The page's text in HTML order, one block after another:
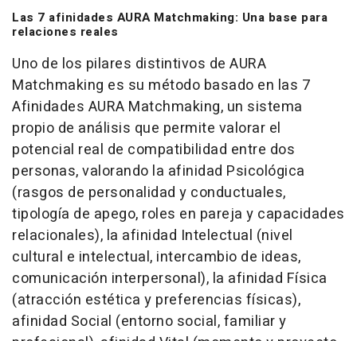
Las 7 afinidades AURA Matchmaking: Una base para
relaciones reales
Uno de los pilares distintivos de AURA
Matchmaking es su método basado en las 7
Afinidades AURA Matchmaking, un sistema
propio de análisis que permite valorar el
potencial real de compatibilidad entre dos
personas, valorando la afinidad Psicológica
(rasgos de personalidad y conductuales,
tipología de apego, roles en pareja y capacidades
relacionales), la afinidad Intelectual (nivel
cultural e intelectual, intercambio de ideas,
comunicación interpersonal), la afinidad Física
(atracción estética y preferencias físicas),
afinidad Social (entorno social, familiar y